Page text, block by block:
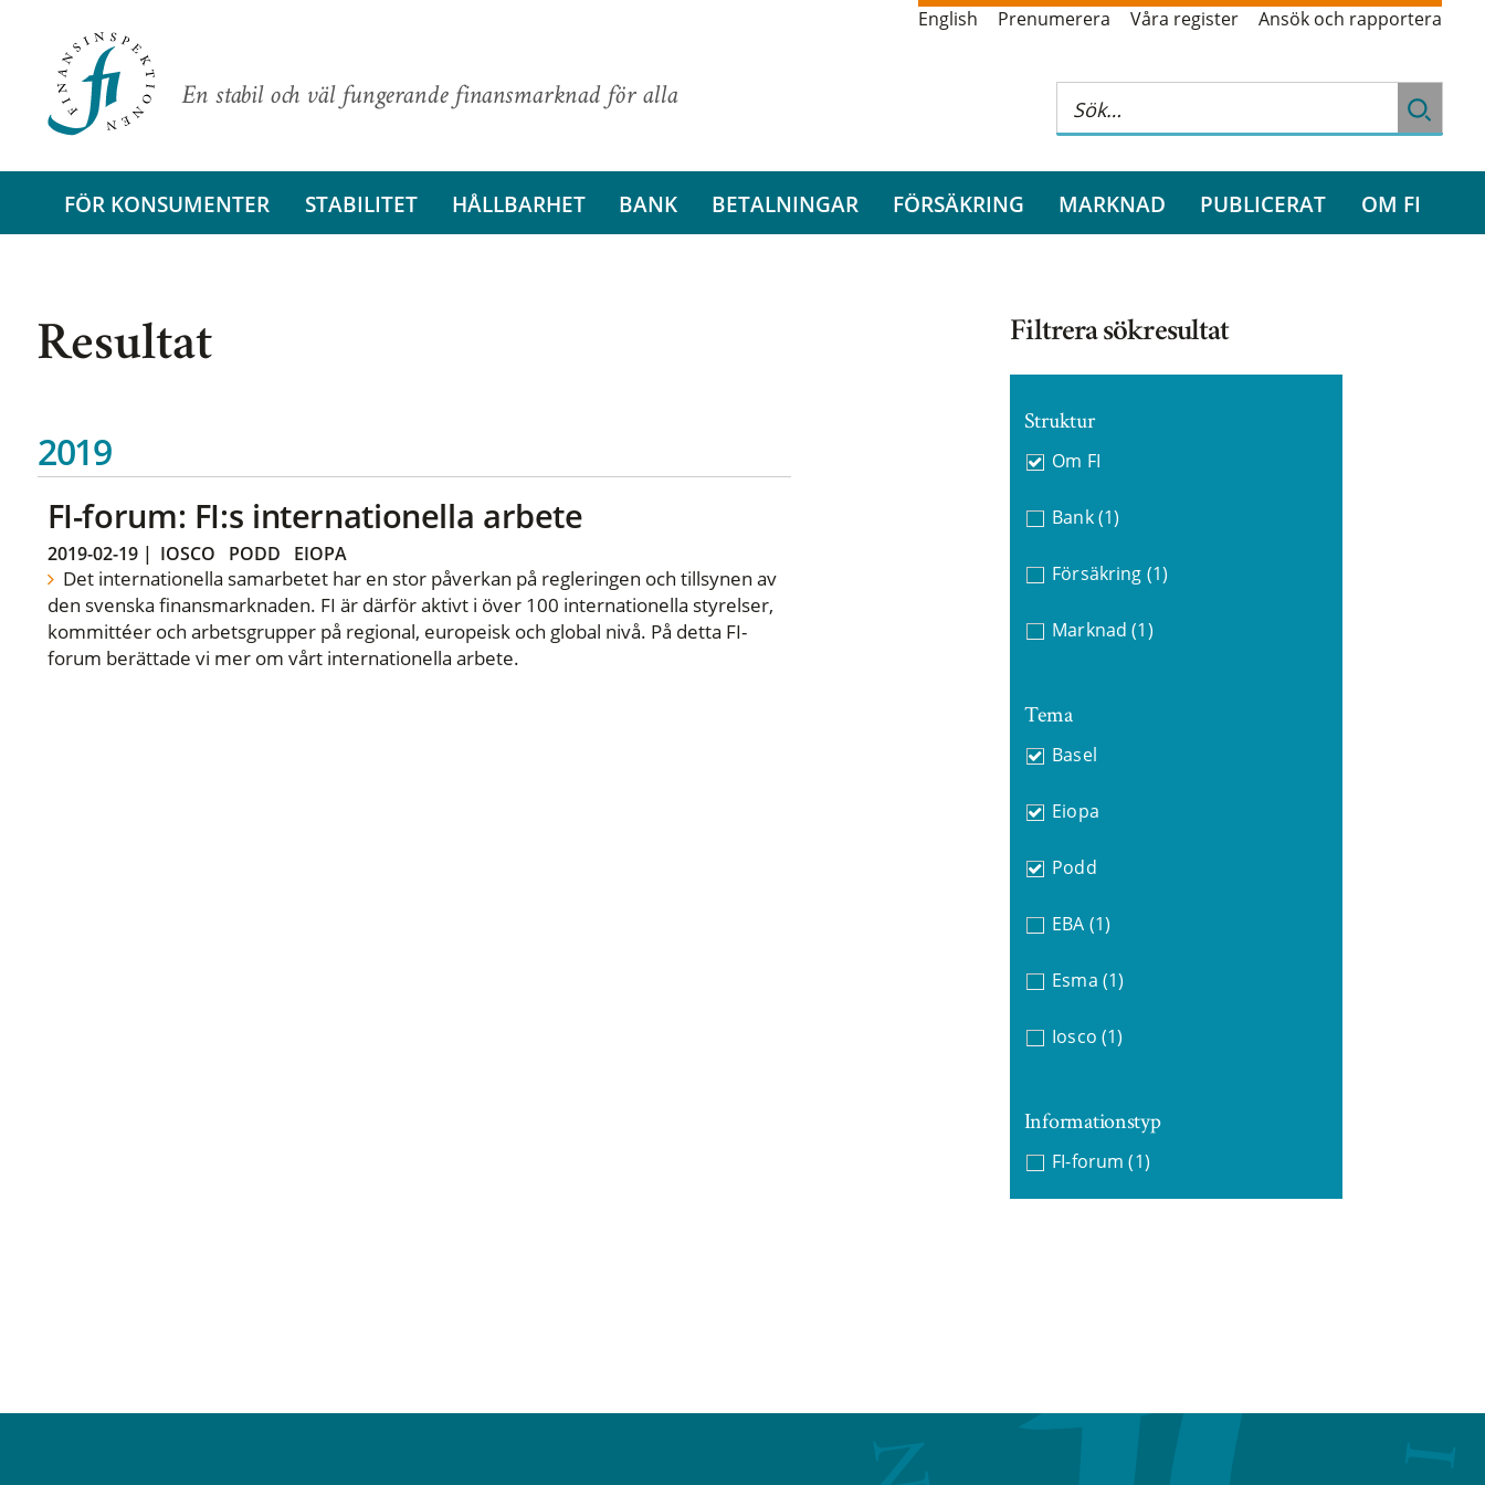
En stabil och väl fungerande finansmarknad för alla
English Prenumerera Våra register Ansök och rapportera
FÖR KONSUMENTER STABILITET HÅLLBARHET BANK BETALNINGAR FÖRSÄKRING MARKNAD PUBLICERAT OM FI
Resultat
2019
FI-forum: FI:s internationella arbete
2019-02-19| IOSCO PODD EIOPA
Det internationella samarbetet har en stor påverkan på regleringen och tillsynen av
den svenska finansmarknaden. FI är därför aktivt i över 100 internationella styrelser,
kommittéer och arbetsgrupper på regional, europeisk och global nivå. På detta FI-
forum berättade vi mer om vårt internationella arbete.
Filtrera sökresultat
Struktur
Om FI
Bank (1)
Försäkring (1)
Marknad (1)
Tema
Basel
Eiopa
Podd
EBA (1)
Esma (1)
Iosco (1)
Informationstyp
FI-forum (1)